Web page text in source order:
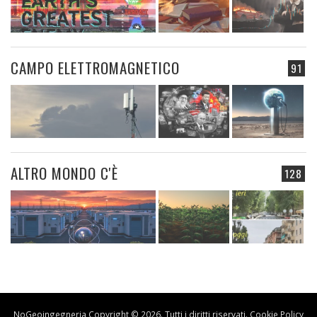
91
CAMPO ELETTROMAGNETICO
128
ALTRO MONDO C'È
NoGeoingegneria Copyright © 2026. Tutti i diritti riservati. Cookie Policy